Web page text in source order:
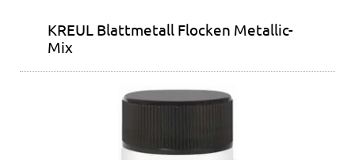
KREUL Blattmetall Flocken Metallic-
Mix